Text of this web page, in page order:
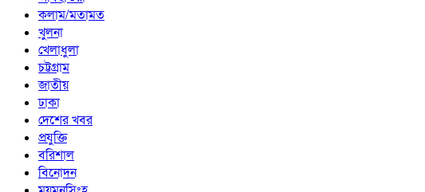
কলাম/মতামত
খুলনা
খেলাধুলা
চট্টগ্রাম
জাতীয়
ঢাকা
দেশের খবর
প্রযুক্তি
বরিশাল
বিনোদন